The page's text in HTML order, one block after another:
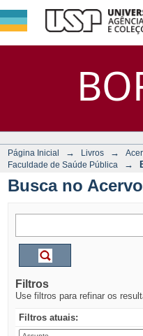
Busca
DSpace/
Página Inicial → Livros →
Faculdade de Saúde Pública
→
Busca no Acervo
Filtros
Use filtros para refinar os
Filtros atuais: